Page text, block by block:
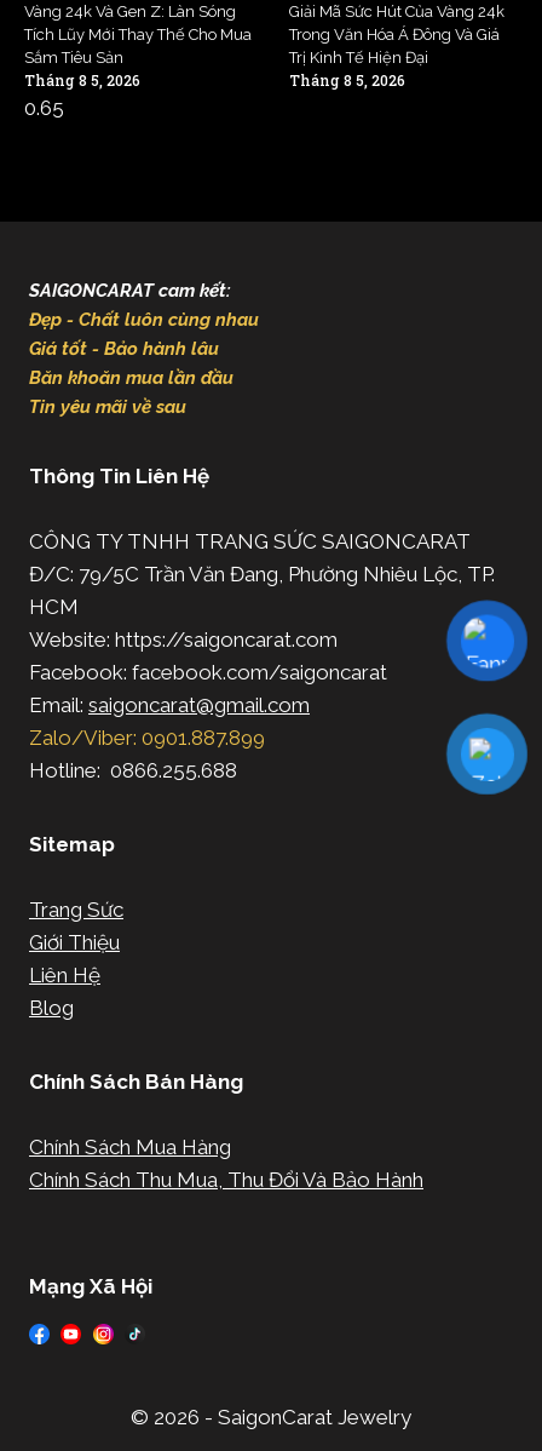
Vàng 24k Và Gen Z: Làn Sóng
Tích Lũy Mới Thay Thế Cho Mua
Sắm Tiêu Sản
Tháng 8 5, 2026
Giải Mã Sức Hút Của Vàng 24k
Trong Văn Hóa Á Đông Và Giá
Trị Kinh Tế Hiện Đại
Tháng 8 5, 2026
SAIGONCARAT cam kết:
Đẹp - Chất luôn cùng nhau
Giá tốt - Bảo hành lâu
Băn khoăn mua lần đầu
Tin yêu mãi về sau
Thông Tin Liên Hệ
CÔNG TY TNHH TRANG SỨC SAIGONCARAT
Đ/C: 79/5C Trần Văn Đang, Phường Nhiêu Lộc, TP.
HCM
Website: https://saigoncarat.com
Facebook: facebook.com/saigoncarat
Email: saigoncarat@gmail.com
Zalo/Viber: 0901.887.899
Hotline: 0866.255.688
Sitemap
Trang Sức
Giới Thiệu
Liên Hệ
Blog
Chính Sách Bán Hàng
Chính Sách Mua Hàng
Chính Sách Thu Mua, Thu Đổi Và Bảo Hành
Mạng Xã Hội
© 2026 - SaigonCarat Jewelry